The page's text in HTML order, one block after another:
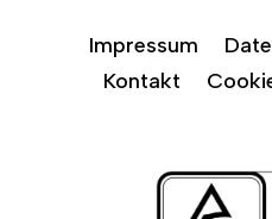
Impressum
Kontakt